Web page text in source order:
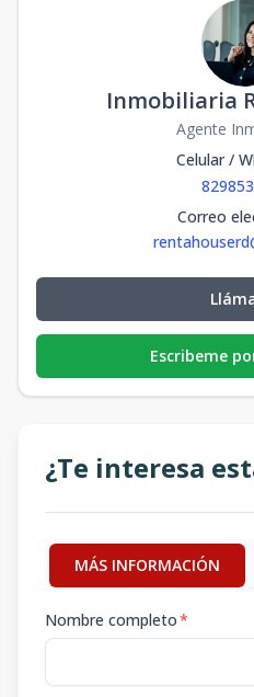
Inmobiliaria
Agente
Celular /
Correo
Escribeme
¿Te interesa
MÁS INFORMACIÓN
Nombre completo*